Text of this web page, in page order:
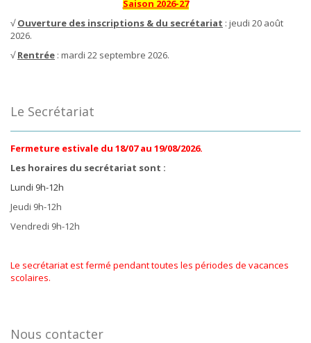
Saison 2026-27
√Ouverture des inscriptions & du secrétariat : jeudi 20 août
2026.
√Rentrée : mardi 22 septembre 2026.
Le Secrétariat
Fermeture estivale du 18/07 au 19/08/2026.
Les horaires du secrétariat sont :
Lundi 9h-12h
Jeudi 9h-12h
Vendredi 9h-12h
Le secrétariat est fermé pendant toutes les périodes de vacances
scolaires.
Nous contacter